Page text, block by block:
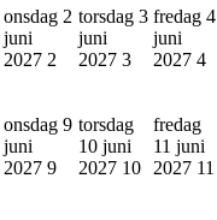
onsdag 2
juni
2027 2
torsdag 3
juni
2027 3
fredag 4
juni
2027 4
onsdag 9
juni
2027 9
torsdag
10 juni
2027 10
fredag
11 juni
2027 11